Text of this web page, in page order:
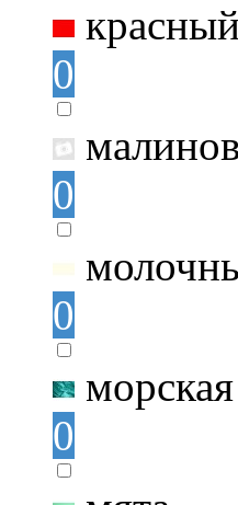
красный
0
0
0
0